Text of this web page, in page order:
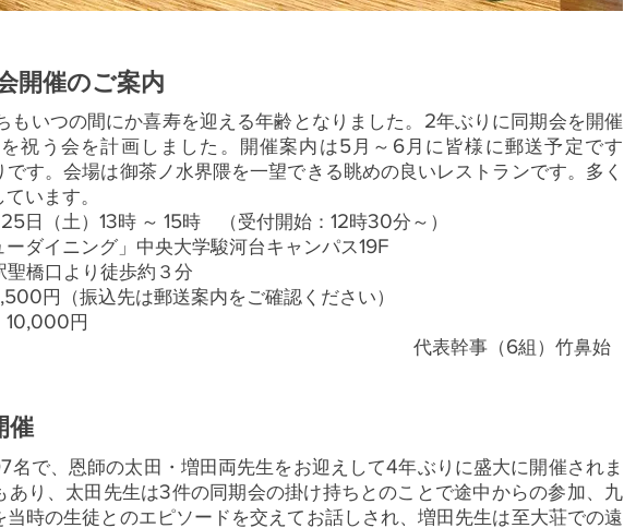
開催のご案内
もいつの間にか喜寿を迎える年齢となりました。 2年ぶりに同期会を開催
祝う会を計画しました。開催案内は5月～ 6月に皆様に郵送予定です
す。会場は御茶ノ水界隈を一望できる眺めの良いレストランです。多く
います。
25日（土） 13時 ～ 15時 （受付開始： 12時30分～）
イニング」中央大学駿河台キャンパス19F
より徒歩約３分
円（振込先は郵送案内をご確認ください）
10,000円
幹事（6組）竹鼻始
催
名で、恩師の太田・増田両先生をお迎えして4年ぶりに盛大に開催されま
あり、太田先生は3件の同期会の掛け持ちとのことで途中からの参加、九
時の生徒とのエピソードを交えてお話しされ、増田先生は至大荘での遠